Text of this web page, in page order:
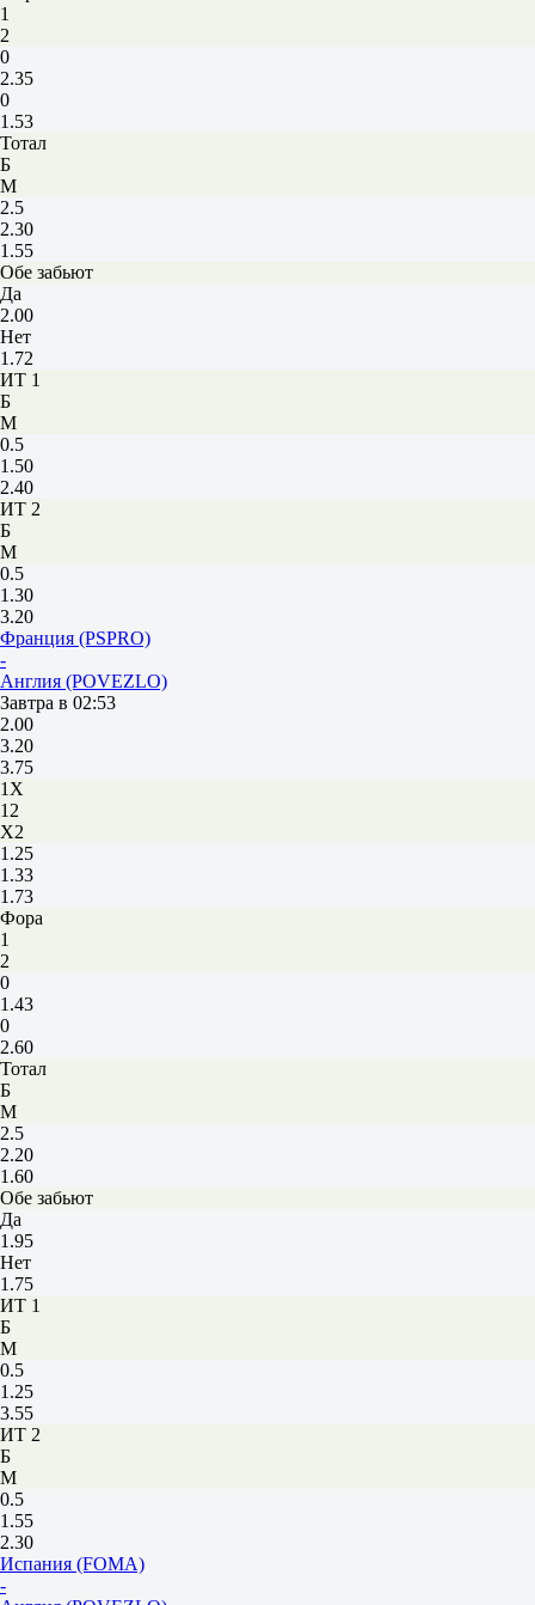
1
2
0
2.35
0
1.53
Тотал
Б
М
2.5
2.30
1.55
Обе забьют
Да
2.00
Нет
1.72
ИТ 1
Б
М
0.5
1.50
2.40
ИТ 2
Б
М
0.5
1.30
3.20
Франция (PSPRO)
-
Англия (POVEZLO)
Завтра в 02:53
2.00
3.20
3.75
1X
12
X2
1.25
1.33
1.73
Фора
1
2
0
1.43
0
2.60
Тотал
Б
М
2.5
2.20
1.60
Обе забьют
Да
1.95
Нет
1.75
ИТ 1
Б
М
0.5
1.25
3.55
ИТ 2
Б
М
0.5
1.55
2.30
Испания (FOMA)
-